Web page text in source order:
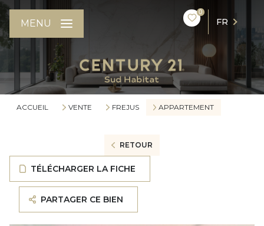
0
FR
MENU
ACCUEIL VENTE FREJUS APPARTEMENT
RETOUR
TÉLÉCHARGER LA FICHE
PARTAGER CE BIEN